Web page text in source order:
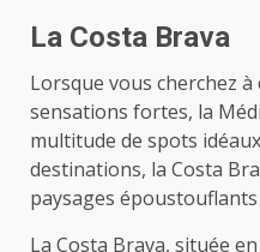
La Costa Brava
Lorsque vous cherchez
sensations fortes, la
multitude de spots
destinations, la Costa
paysages
La Costa Brava, située